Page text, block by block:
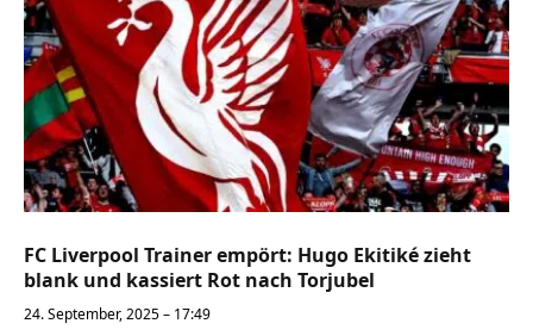
FC Liverpool Trainer empört: Hugo Ekitiké zieht
blank und kassiert Rot nach Torjubel
24. September, 2025 – 17:49